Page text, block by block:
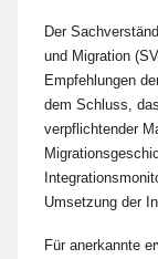
Der
und Migration
Empfehlungen
dem Schluss,
verpflichtender
Umsetzung der
Für anerkannte